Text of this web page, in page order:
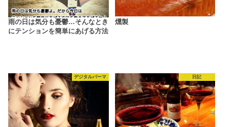
雨の日は気分も憂鬱…そんなとき
にテンションを簡単にあげる方法
燻製
デジタルパーマ 日記